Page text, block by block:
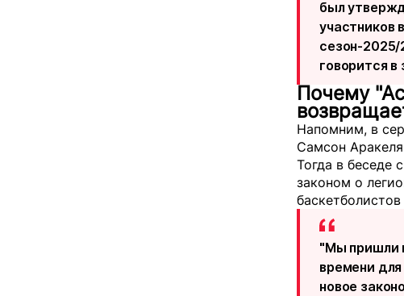
был
участников
сезон-
говорится в
Почему
Напомним, в
Самсон
Тогда в беседе
законом о
"Мы пришли
времени
новое